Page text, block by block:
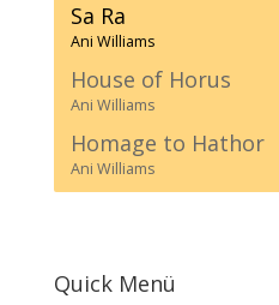
Sa Ra
Ani Williams
House of Horus
Ani Williams
Homage to Hathor
Ani Williams
Quick Menü